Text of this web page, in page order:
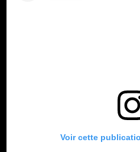
Voir cette